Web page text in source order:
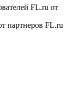
FL.ru от
партнеров FL.ru